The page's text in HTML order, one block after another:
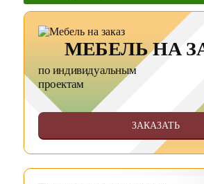
МЕБЕЛЬ НА
по индивидуальным
проектам
ЗАКАЗАТЬ